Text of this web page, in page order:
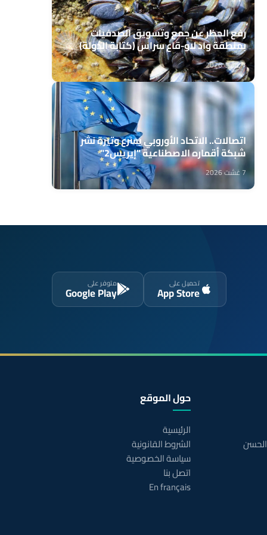
رفع الحظر عن جمع وتسويق الصدفيات
بمنطقة واد لاو-قاع سراس (كتابة الدولة)
7 غشت 2026
اتصالات.. الاتحاد الأوروبي يسرع وتيرة نشر
شبكة أقماره الاصطناعية "إيريس2"
7 غشت 2026
تحميل على
App Store
متوفر على
Google Play
حول الموقع
الرئيسية
الشروط القانونية
سياسة الخصوصية
اتصل بنا
En français